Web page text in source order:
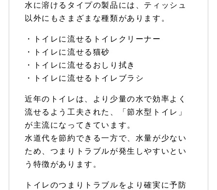
水に溶けるタイプの製品には、ティッシュ
以外にもさまざまな種類があります。
・トイレに流せるトイレクリーナー
・トイレに流せる猫砂
・トイレに流せるおしり拭き
・トイレに流せるトイレブラシ
近年のトイレは、より少量の水で効率よく
流せるよう工夫された、「節水型トイレ」
が主流になってきています。
水道代を節約できる一方で、水量が少ない
ため、つまりトラブルが発生しやすいとい
う特徴があります。
トイレのつまりトラブルをより確実に予防